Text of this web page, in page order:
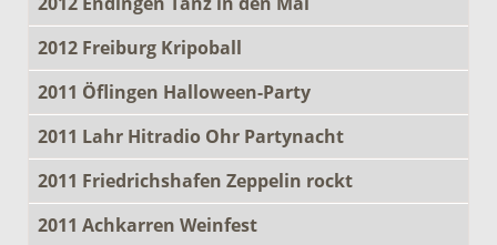
2012 Freiburg Kripoball
2011 Öflingen Halloween-Party
2011 Lahr Hitradio Ohr Partynacht
2011 Friedrichshafen Zeppelin rockt
2011 Achkarren Weinfest